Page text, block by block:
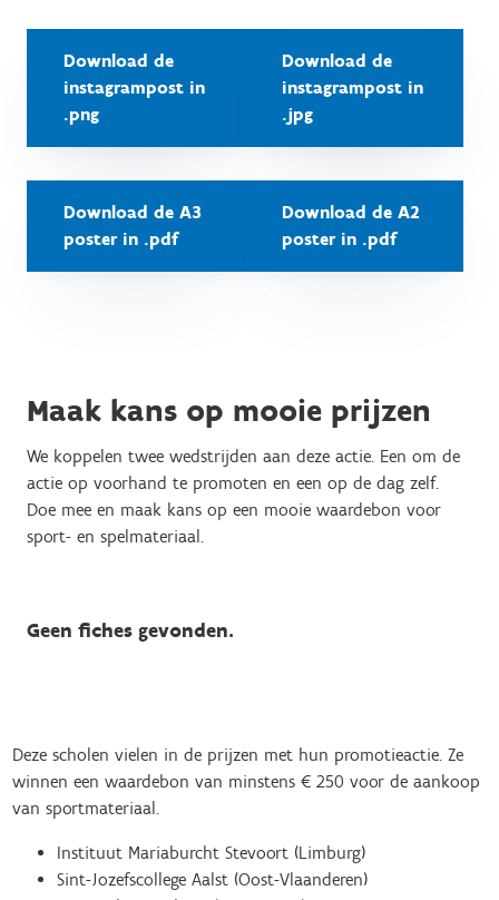
Download de
instagrampost in
.png
Download de
instagrampost in
.jpg
Download de A3
poster in .pdf
Download de A2
poster in .pdf
Maak kans op mooie prijzen
We koppelen twee wedstrijden aan deze actie. Een om de
actie op voorhand te promoten en een op de dag zelf.
Doe mee en maak kans op een mooie waardebon voor
sport- en spelmateriaal.
Geen fiches gevonden.
Deze scholen vielen in de prijzen met hun promotieactie. Ze
winnen een waardebon van minstens € 250 voor de aankoop
van sportmateriaal.
Instituut Mariaburcht Stevoort (Limburg)
Sint-Jozefscollege Aalst (Oost-Vlaanderen)